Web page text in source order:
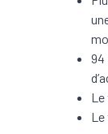
94
Le
Le